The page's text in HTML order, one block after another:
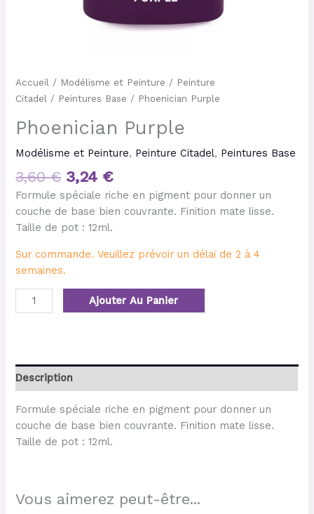
Accueil / Modélisme et Peinture / Peinture
Citadel / Peintures Base / Phoenician Purple
Phoenician Purple
Modélisme et Peinture, Peinture Citadel, Peintures Base
3,60€ 3,24 €
Formule spéciale riche en pigment pour donner un
couche de base bien couvrante. Finition mate lisse.
Taille de pot : 12ml.
Sur commande. Veuillez prévoir un délai de 2 à 4
semaines.
Ajouter Au Panier
Description
Formule spéciale riche en pigment pour donner un
couche de base bien couvrante. Finition mate lisse.
Taille de pot : 12ml.
Vous aimerez peut-être...